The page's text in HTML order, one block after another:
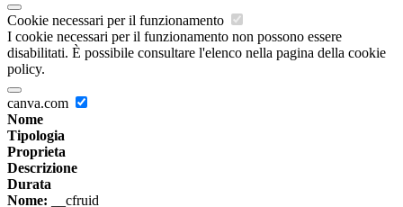
Cookie necessari per il funzionamento
I cookie necessari per il funzionamento non possono essere
disabilitati. È possibile consultare l'elenco nella pagina della cookie
policy.
canva.com
Nome
Tipologia
Proprieta
Descrizione
Durata
Nome: __cfruid